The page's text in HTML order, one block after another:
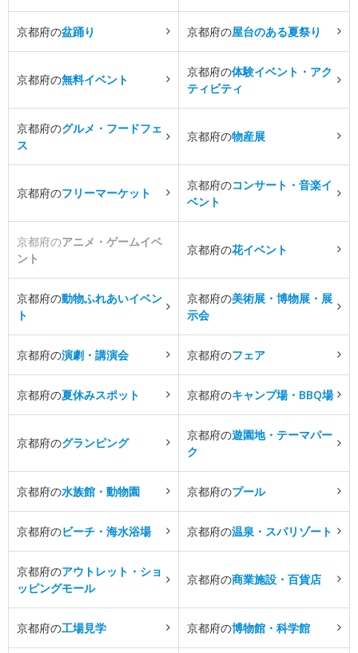
京都府の盆踊り 京都府の屋台のある夏祭り
京都府の無料イベント
京都府の体験イベント・アク
ティビティ
京都府のグルメ・フードフェ
ス
京都府の物産展
京都府のフリーマーケット
京都府のコンサート・音楽イ
ベント
京都府のアニメ・ゲームイベ
ント
京都府の花イベント
京都府の動物ふれあいイベン
ト
京都府の美術展・博物展・展
示会
京都府の演劇・講演会 京都府のフェア
京都府の夏休みスポット 京都府のキャンプ場・BBQ場
京都府のグランピング
京都府の遊園地・テーマパー
ク
京都府の水族館・動物園 京都府のプール
京都府のビーチ・海水浴場 京都府の温泉・スパリゾート
京都府のアウトレット・ショ
ッピングモール
京都府の商業施設・百貨店
京都府の工場見学 京都府の博物館・科学館